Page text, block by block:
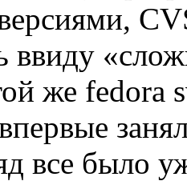
ввиду
же fedora
все было